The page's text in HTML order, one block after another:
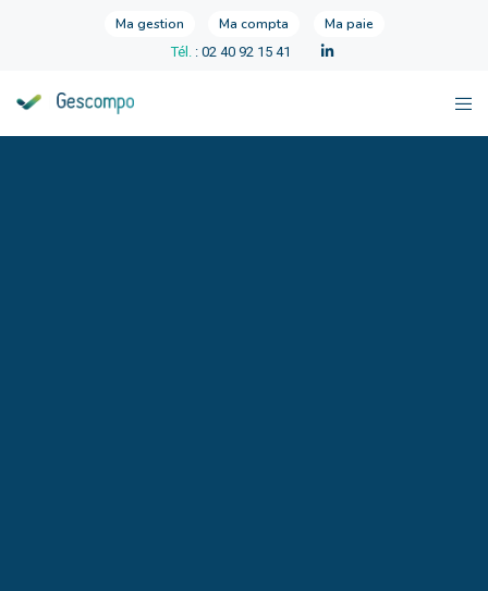
Ma gestion Ma compta Ma paie
Tél. : 02 40 92 15 41